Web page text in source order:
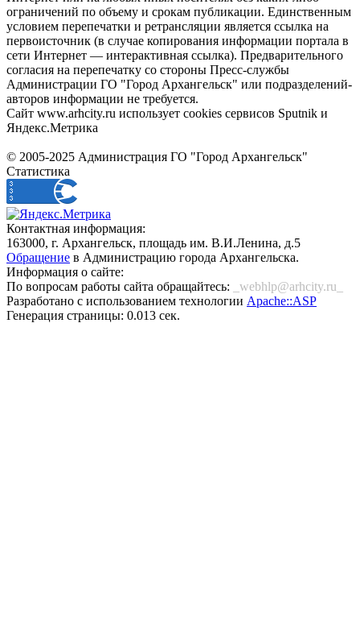
ограничений по объему и срокам публикации. Единственным
условием перепечатки и ретрансляции является ссылка на
первоисточник (в случае копирования информации портала в
сети Интернет — интерактивная ссылка). Предварительного
согласия на перепечатку со стороны Пресс-службы
Администрации ГО "Город Архангельск" или подразделений-
авторов информации не требуется.
Сайт www.arhcity.ru использует cookies сервисов Sputnik и
Яндекс.Метрика
© 2005-2025 Администрация ГО "Город Архангельск"
Статистика
Контактная информация:
163000, г. Архангельск, площадь им. В.И.Ленина, д.5
Обращение в Администрацию города Архангельска.
Информация о сайте:
По вопросам работы сайта обращайтесь:
_webhlp@arhcity.ru_
Разработано с использованием технологии Apache::ASP
Генерация страницы: 0.013 сек.